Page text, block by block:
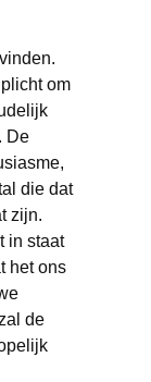
om
De
die dat
zijn.
in staat
het ons
de